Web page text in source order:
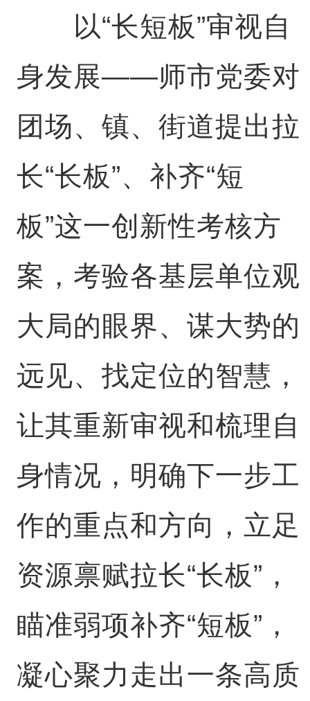
以“长短板”审视自
身发展——师市党委对
团场、镇、街道提出拉
长“长板”、补齐“短
板”这一创新性考核方
案，考验各基层单位观
大局的眼界、谋大势的
远见、找定位的智慧，
让其重新审视和梳理自
身情况，明确下一步工
作的重点和方向，立足
资源禀赋拉长“长板”，
瞄准弱项补齐“短板”，
凝心聚力走出一条高质